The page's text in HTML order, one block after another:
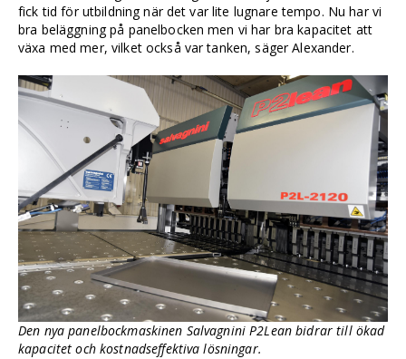
fick tid för utbildning när det var lite lugnare tempo. Nu har vi
bra beläggning på panelbocken men vi har bra kapacitet att
växa med mer, vilket också var tanken, säger Alexander.
Den nya panelbockmaskinen Salvagnini P2Lean bidrar till ökad
kapacitet och kostnadseffektiva lösningar.